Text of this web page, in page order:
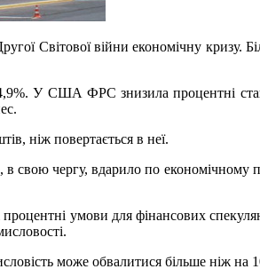
Світової війни економічну кризу.
4,9%. У США ФРС знизила процентні
ніж повертається в неї.
свою чергу, вдарило по економічному
умови для фінансових
може обвалитися більше ніж на